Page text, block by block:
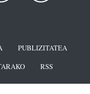
PUBLIZITATEA
RSS